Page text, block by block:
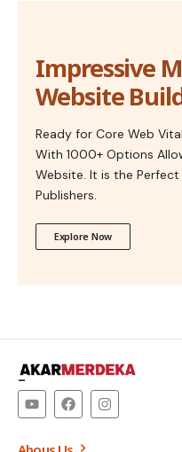
Impressive
Website
Ready for Core Web
With 1000+ Options
Website. It is the
Publishers.
Explore Now
–